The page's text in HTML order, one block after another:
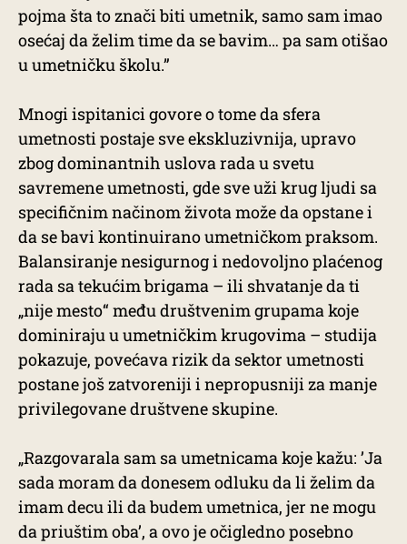
pojma šta to znači biti umetnik, samo sam imao
osećaj da želim time da se bavim… pa sam otišao
u umetničku školu.”
Mnogi ispitanici govore o tome da sfera
umetnosti postaje sve ekskluzivnija, upravo
zbog dominantnih uslova rada u svetu
savremene umetnosti, gde sve uži krug ljudi sa
specifičnim načinom života može da opstane i
da se bavi kontinuirano umetničkom praksom.
Balansiranje nesigurnog i nedovoljno plaćenog
rada sa tekućim brigama – ili shvatanje da ti
„nije mesto“ među društvenim grupama koje
dominiraju u umetničkim krugovima – studija
pokazuje, povećava rizik da sektor umetnosti
postane još zatvoreniji i nepropusniji za manje
privilegovane društvene skupine.
„Razgovarala sam sa umetnicama koje kažu: ’Ja
sada moram da donesem odluku da li želim da
imam decu ili da budem umetnica, jer ne mogu
da priuštim oba’, a ovo je očigledno posebno